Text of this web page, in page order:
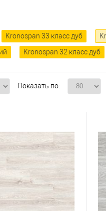
Kronospan 33 класс дуб
Kronospan 32 класс дуб
Показать по: